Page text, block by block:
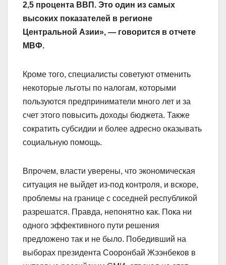
2,5 процента ВВП. Это один из самых
высоких показателей в регионе
Центральной Азии», — говорится в отчете
МВФ.
Кроме того, специалисты советуют отменить
некоторые льготы по налогам, которыми
пользуются предприниматели много лет и за
счет этого повысить доходы бюджета. Также
сократить субсидии и более адресно оказывать
социальную помощь.
Впрочем, власти уверены, что экономическая
ситуация не выйдет из-под контроля, и вскоре,
проблемы на границе с соседней республикой
разрешатся. Правда, непонятно как. Пока ни
одного эффективного пути решения
предложено так и не было. Победивший на
выборах президента Сооронбай Жээнбеков в